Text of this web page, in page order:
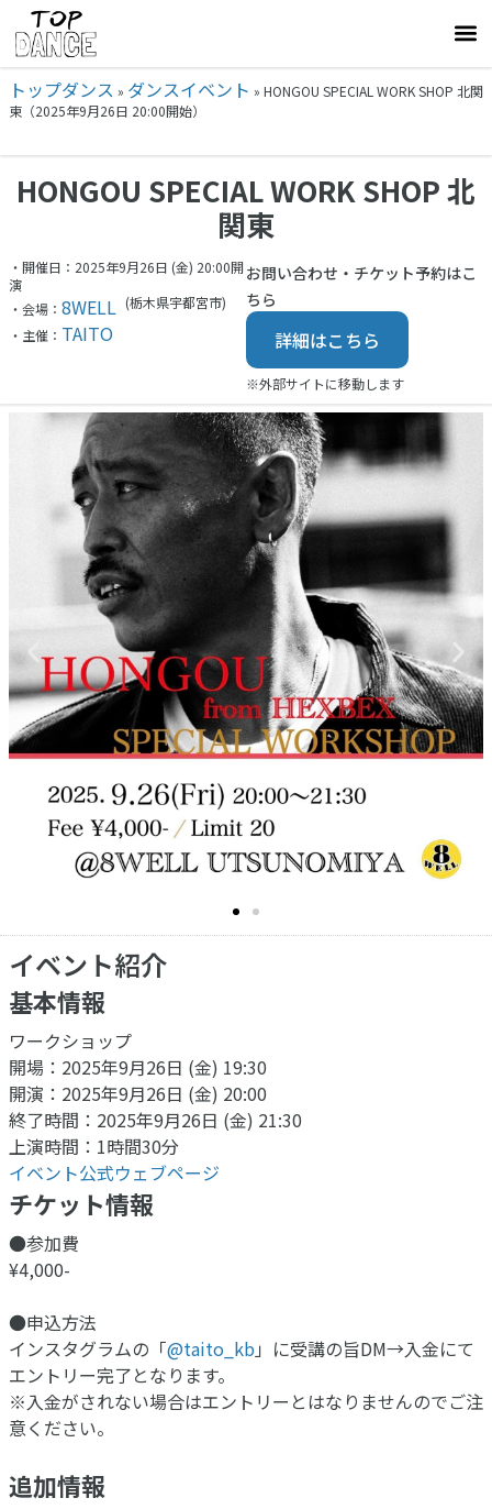
トップダンス » ダンスイベント » HONGOU SPECIAL WORK SHOP 北関
東（2025年9月26日 20:00開始）
HONGOU SPECIAL WORK SHOP 北
関東
・開催日：2025年9月26日 (金) 20:00開
演
・会場： 8WELL (栃木県宇都宮市)
・主催： TAITO
お問い合わせ・チケット予約はこ
ちら
詳細はこちら
※外部サイトに移動します
イベント紹介
基本情報
ワークショップ
開場：2025年9月26日 (金) 19:30
開演：2025年9月26日 (金) 20:00
終了時間：2025年9月26日 (金) 21:30
上演時間：1時間30分
イベント公式ウェブページ
チケット情報
●参加費
¥4,000-
●申込方法
インスタグラムの「@taito_kb」に受講の旨DM→入金にて
エントリー完了となります。
※入金がされない場合はエントリーとはなりませんのでご注
意ください。
追加情報